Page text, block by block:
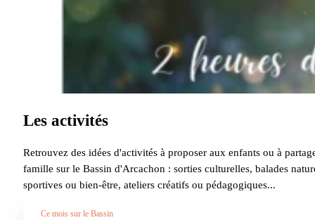
Les activités
Retrouvez des idées d'activités à proposer aux enfants ou à
famille sur le Bassin d'Arcachon : sorties culturelles, balades
sportives ou bien-être, ateliers créatifs ou pédagogiques...
Ce mois sur le Bassin